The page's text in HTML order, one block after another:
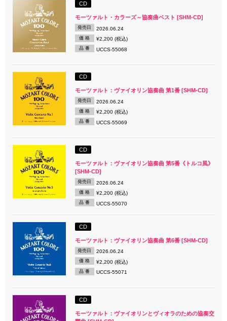
CD
モーツァルト・カラーズ～協奏曲ベスト [SHM-CD]
発売日 2026.06.24
価 格 ¥2,200 (税込)
品 番 UCCS-55068
CD
モーツァルト：ヴァイオリン協奏曲 第1番 [SHM-CD]
発売日 2026.06.24
価 格 ¥2,200 (税込)
品 番 UCCS-55069
CD
モーツァルト：ヴァイオリン協奏曲 第5番《トルコ風》
[SHM-CD]
発売日 2026.06.24
価 格 ¥2,200 (税込)
品 番 UCCS-55070
CD
モーツァルト：ヴァイオリン協奏曲 第6番 [SHM-CD]
発売日 2026.06.24
価 格 ¥2,200 (税込)
品 番 UCCS-55071
CD
モーツァルト：ヴァイオリンとヴィオラのための協奏交